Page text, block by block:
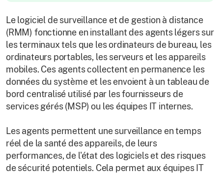
Le logiciel de surveillance et de gestion à distance
(RMM) fonctionne en installant des agents légers sur
les terminaux tels que les ordinateurs de bureau, les
ordinateurs portables, les serveurs et les appareils
mobiles. Ces agents collectent en permanence les
données du système et les envoient à un tableau de
bord centralisé utilisé par les fournisseurs de
services gérés (MSP) ou les équipes IT internes.
Les agents permettent une surveillance en temps
réel de la santé des appareils, de leurs
performances, de l'état des logiciels et des risques
de sécurité potentiels. Cela permet aux équipes IT